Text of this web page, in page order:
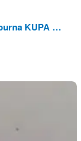
KUPA …